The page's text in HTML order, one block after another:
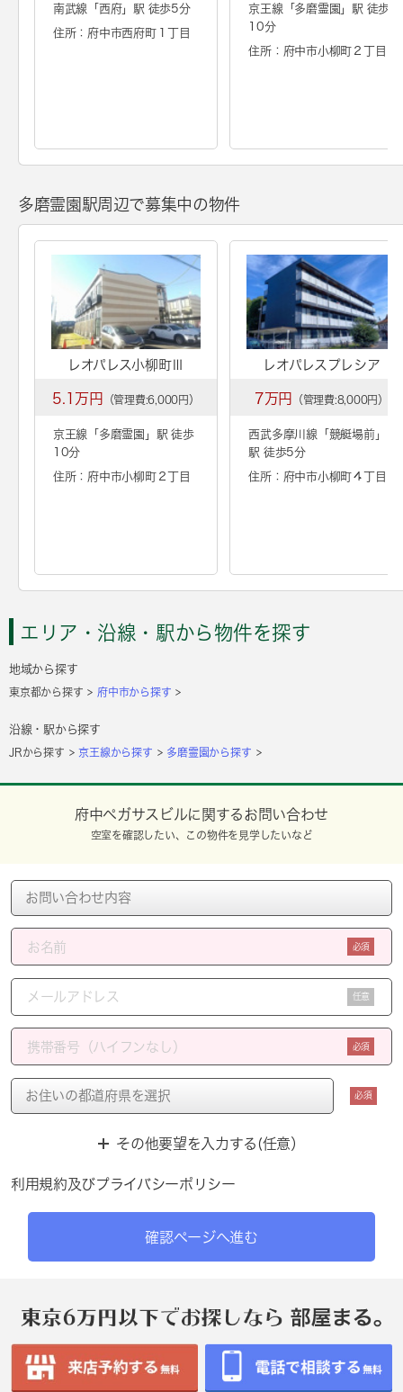
南武線「 西府」駅 徒歩5分
住所：府中市西府町１丁目
京王線「 多磨霊園 」駅 徒歩
10分
住所：府中市小柳町２丁目
多磨霊園駅周辺で募集中の物件
レオパレス小柳町Ⅲ
5.1万円 （管理費:6,000円）
京王線「 多磨霊園 」駅 徒歩
10分
住所：府中市小柳町２丁目
レオパレスプレシア
7万円 （管理費:8,000円）
西武多摩川線「 競艇場前」
駅 徒歩5分
住所：府中市小柳町４丁目
エリア・沿線・駅から物件を探す
地域から探す
東京都から探す 府中市から探す
沿線・駅から探す
JRから探す 京王線から探す 多磨霊園から探す
府中ペガサスビルに関するお問い合わせ
空室を確認したい、この物件を見学したいなど
必須
任意
必須
必須
その他要望を入力する(任意）
利用規約及びプライバシーポリシー
確認ページへ進む